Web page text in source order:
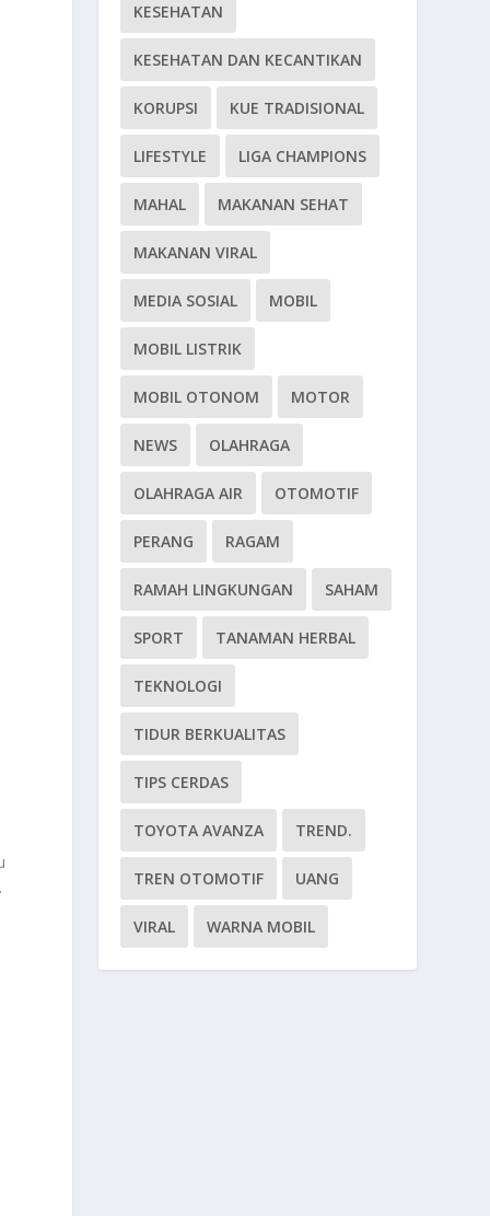
KESEHATAN
KESEHATAN DAN KECANTIKAN
KORUPSI KUE TRADISIONAL
LIFESTYLE LIGA CHAMPIONS
MAHAL MAKANAN SEHAT
MAKANAN VIRAL
MEDIA SOSIAL MOBIL
MOBIL LISTRIK
MOBIL OTONOM MOTOR
NEWS OLAHRAGA
OLAHRAGA AIR OTOMOTIF
PERANG RAGAM
RAMAH LINGKUNGAN SAHAM
SPORT TANAMAN HERBAL
TEKNOLOGI
TIDUR BERKUALITAS
TIPS CERDAS
TOYOTA AVANZA TREND.
TREN OTOMOTIF UANG
VIRAL WARNA MOBIL